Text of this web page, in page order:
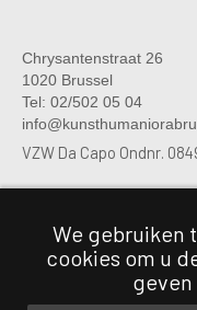
We gebruiken
cookies om u
geven
Chrysantenstraat 26
1020 Brussel
Tel: 02/502 05 04
VZW Da Capo Ondnr.